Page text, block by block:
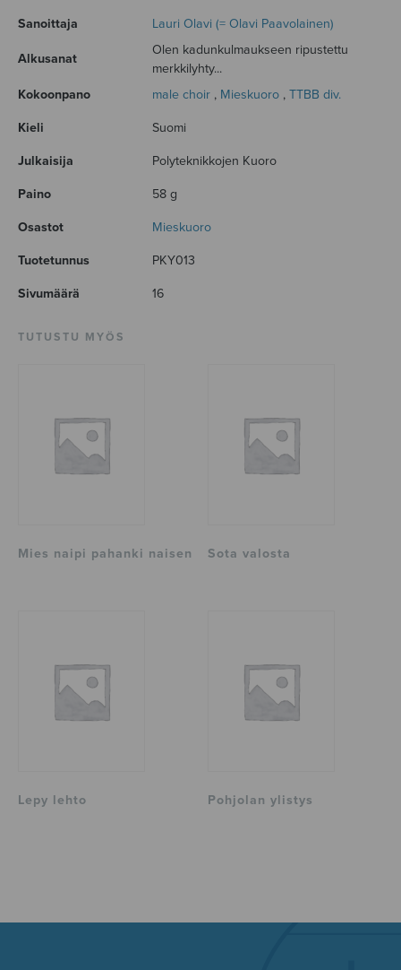
Sanoittaja Lauri Olavi (= Olavi Paavolainen)
Alkusanat
Olen kadunkulmaukseen ripustettu
merkkilyhty...
Kokoonpano
male choir , Mieskuoro , TTBB div.
Kieli Suomi
Julkaisija Polyteknikkojen Kuoro
Paino 58 g
Osastot Mieskuoro
Tuotetunnus PKY013
Sivumäärä 16
TUTUSTU MYÖS
Mies naipi pahanki naisen Sota valosta
Lepy lehto Pohjolan ylistys